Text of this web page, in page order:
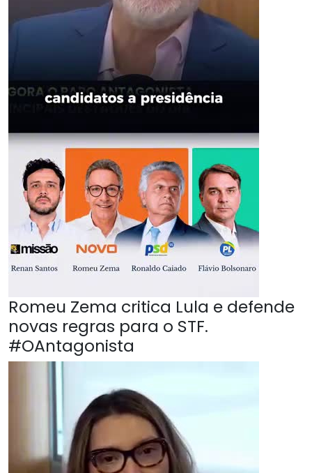
Romeu Zema critica Lula e defende
novas regras para o STF.
#OAntagonista